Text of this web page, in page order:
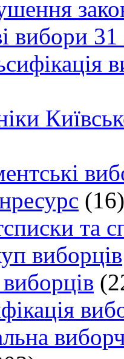
вибори
(16)
та
виборців